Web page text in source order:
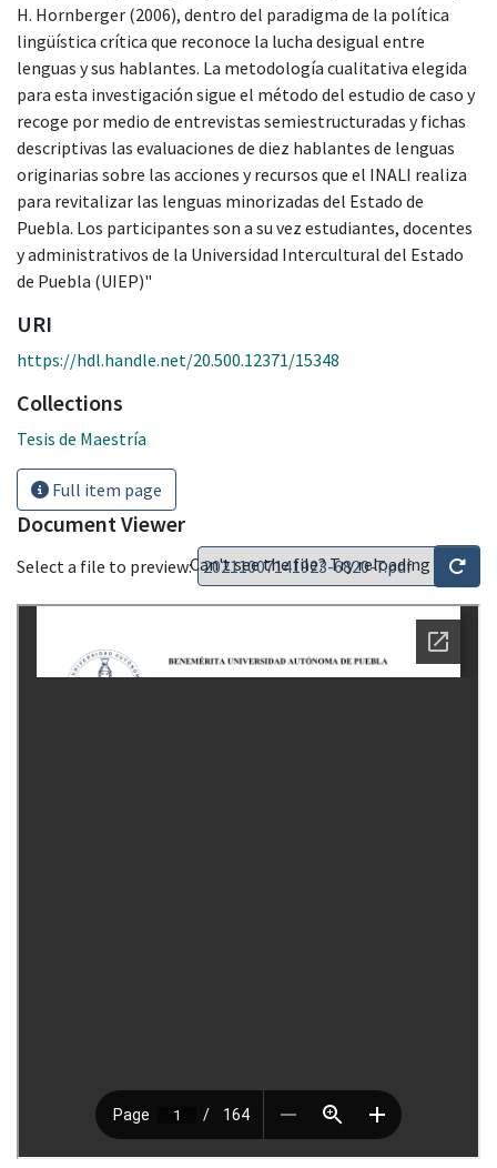
H. Hornberger (2006), dentro del paradigma de la política
lingüística crítica que reconoce la lucha desigual entre
lenguas y sus hablantes. La metodología cualitativa elegida
para esta investigación sigue el método del estudio de caso y
recoge por medio de entrevistas semiestructuradas y fichas
descriptivas las evaluaciones de diez hablantes de lenguas
originarias sobre las acciones y recursos que el INALI realiza
para revitalizar las lenguas minorizadas del Estado de
Puebla. Los participantes son a su vez estudiantes, docentes
y administrativos de la Universidad Intercultural del Estado
de Puebla (UIEP)"
URI
https://hdl.handle.net/20.500.12371/15348
Collections
Tesis de Maestría
Full item page
Document Viewer
Select a file to preview:Can't see the file? Try reloading